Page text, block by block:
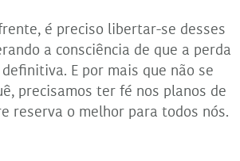
é preciso libertar-se desses
a consciência de que a perda
E por mais que não se
precisamos ter fé nos planos de
reserva o melhor para todos nós.